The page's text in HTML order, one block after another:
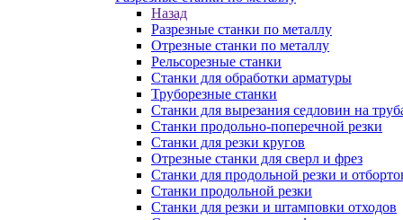
Назад
Разрезные станки по металлу
Отрезные станки по металлу
Рельсорезные станки
Станки для обработки арматуры
Труборезные станки
Станки для вырезания седловин на
Станки продольно-поперечной резки
Станки для резки кругов
Отрезные станки для сверл и фрез
Станки для продольной резки и
Станки продольной резки
Станки для резки и штамповки отходов